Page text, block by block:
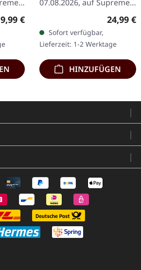
Regulärer Preis:
9,99 €
ORANGE/BLACK/RED
07.08.2026, auf Supreme
Chaos Records. Oranges
Vinyl mit schwarzen und
roten Splattern im
schweren…
24,99 €
Sofort verfügbar,
Lieferzeit: 1-2 Werktage
HINZUFÜGEN